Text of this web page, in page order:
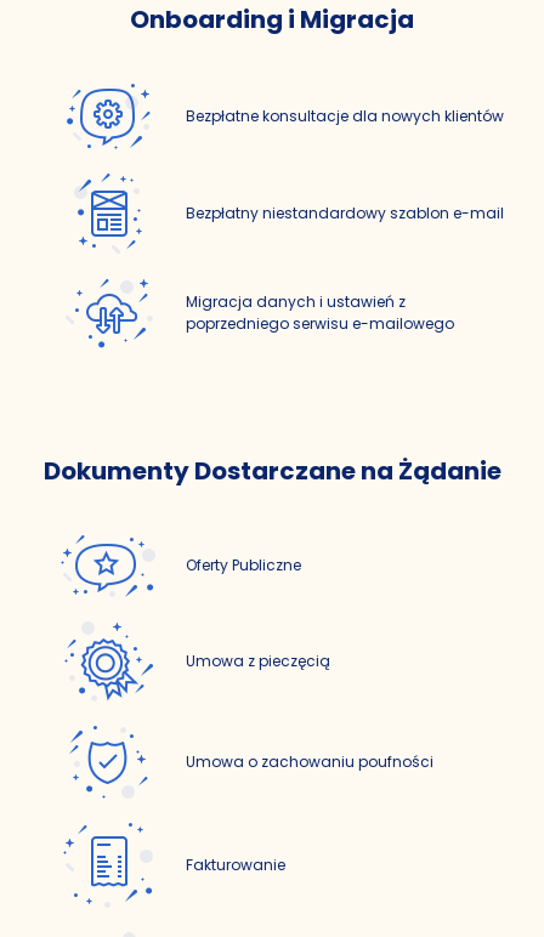
Onboarding i Migracja
Bezpłatne konsultacje dla nowych klientów
Bezpłatny niestandardowy szablon e-mail
Migracja danych i ustawień z
poprzedniego serwisu e-mailowego
Dokumenty Dostarczane na Żądanie
Oferty Publiczne
Umowa z pieczęcią
Umowa o zachowaniu poufności
Fakturowanie